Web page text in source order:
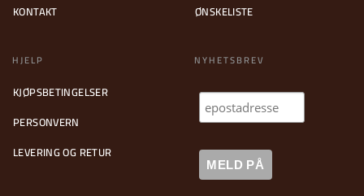
KONTAKT
ØNSKELISTE
HJELP
KJØPSBETINGELSER
PERSONVERN
LEVERING OG RETUR
NYHETSBREV